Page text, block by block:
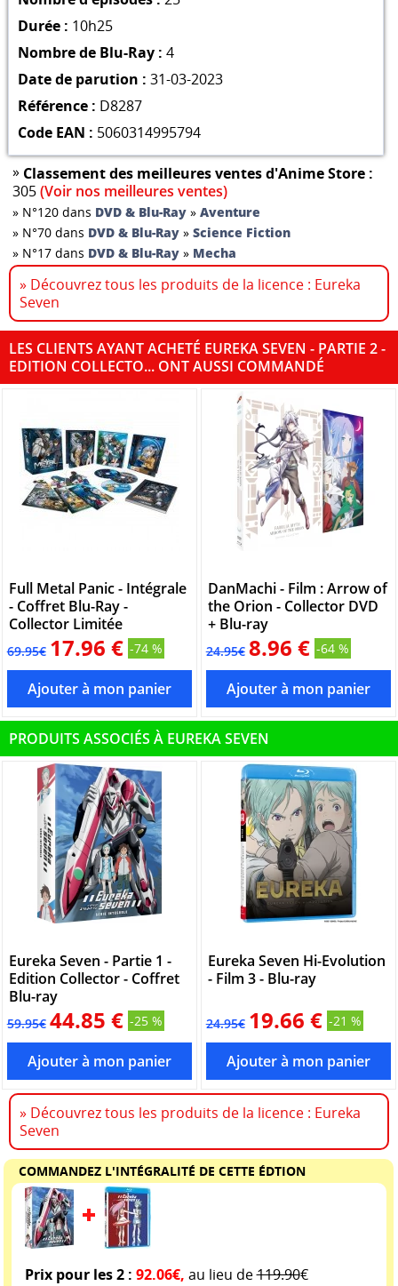
Durée : 10h25
Nombre de Blu-Ray : 4
Date de parution : 31-03-2023
Référence : D8287
Code EAN : 5060314995794
» Classement des meilleures ventes d'Anime Store :
305(Voir nos meilleures ventes)
» N°120 dans DVD & Blu-Ray »Aventure
» N°70 dans DVD & Blu-Ray »Science Fiction
» N°17 dans DVD & Blu-Ray » Mecha
» Découvrez tous les produits de la licence : Eureka
Seven
LES CLIENTS AYANT ACHETÉ EUREKA SEVEN - PARTIE 2 -
EDITION COLLECTO... ONT AUSSI COMMANDÉ
Full Metal Panic - Intégrale
- Coffret Blu-Ray -
Collector Limitée
69.95€ 17.96 € -74 %
DanMachi - Film : Arrow of
the Orion - Collector DVD
+ Blu-ray
24.95€ 8.96 € -64 %
PRODUITS ASSOCIÉS À EUREKA SEVEN
Eureka Seven - Partie 1 -
Edition Collector - Coffret
Blu-ray
59.95€ 44.85 € -25 %
Eureka Seven Hi-Evolution
- Film 3 - Blu-ray
24.95€ 19.66 € -21 %
» Découvrez tous les produits de la licence : Eureka
Seven
COMMANDEZ L'INTÉGRALITÉ DE CETTE ÉDTION
Prix pour les 2 : 92.06€, au lieu de119.90€